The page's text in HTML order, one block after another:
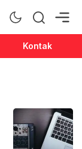
Kontak